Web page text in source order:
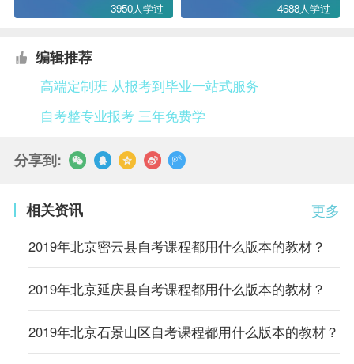
3950人学过 4688人学过
编辑推荐
高端定制班 从报考到毕业一站式服务
自考整专业报考 三年免费学
分享到:
更多
相关资讯
2019年北京密云县自考课程都用什么版本的教材？
2019年北京延庆县自考课程都用什么版本的教材？
2019年北京石景山区自考课程都用什么版本的教材？